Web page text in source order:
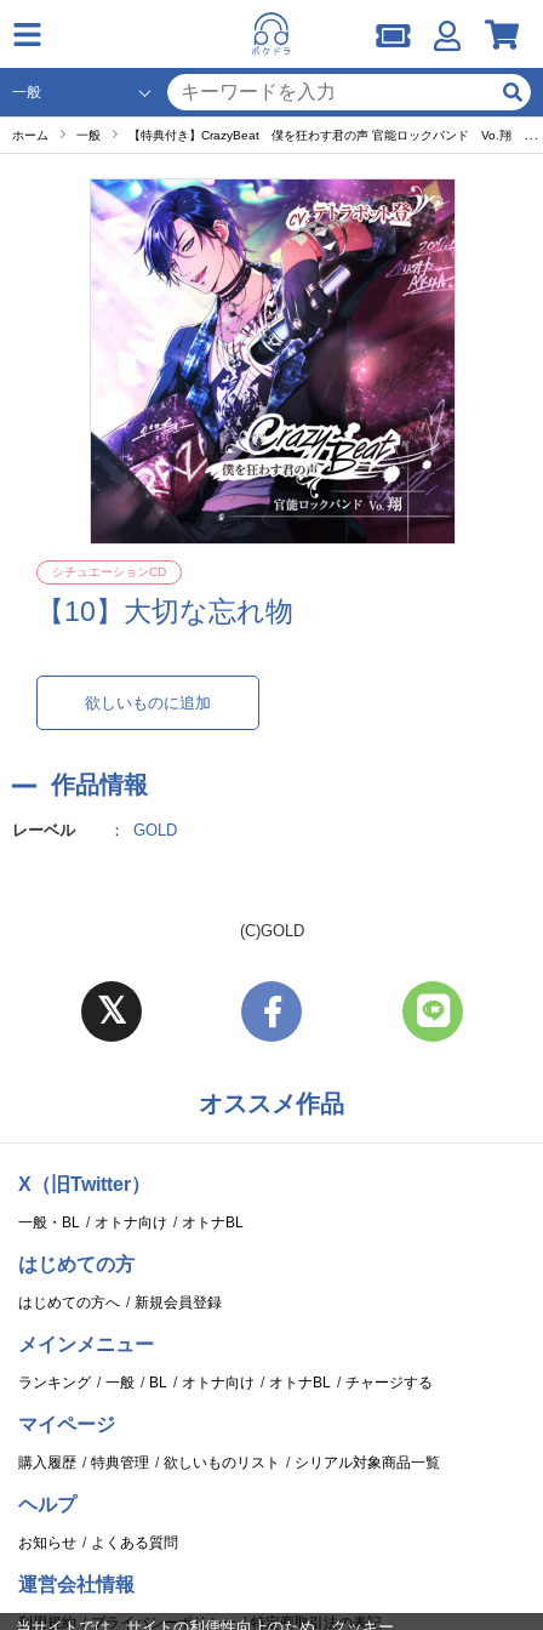
ホーム 一般 【特典付き】CrazyBeat 僕を狂わす君の声 官能ロックバンド Vo.翔 セット
【10】大切な忘れ物
シチュエーションCD
欲しいものに追加
作品情報
レーベル ： GOLD
(C)GOLD
オススメ作品
X（旧Twitter）
一般・BL オトナ向け オトナBL
はじめての方
はじめての方へ 新規会員登録
メインメニュー
ランキング 一般 BL オトナ向け オトナBL チャージする
マイページ
購入履歴 特典管理 欲しいものリスト シリアル対象商品一覧
ヘルプ
お知らせ よくある質問
運営会社情報
利用規約 プライバシーポリシー 特定商取引法の表記